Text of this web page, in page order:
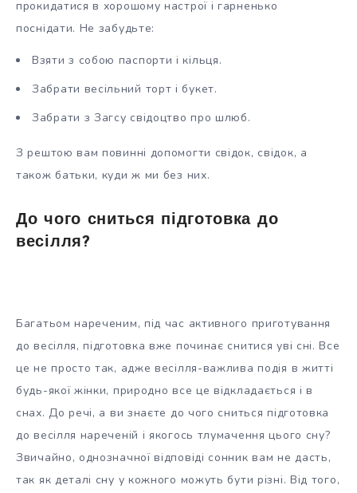
прокидатися в хорошому настрої і гарненько
поснідати. Не забудьте:
Взяти з собою паспорти і кільця.
Забрати весільний торт і букет.
Забрати з Загсу свідоцтво про шлюб.
З рештою вам повинні допомогти свідок, свідок, а
також батьки, куди ж ми без них.
До чого сниться підготовка до
весілля?
Багатьом нареченим, під час активного приготування
до весілля, підготовка вже починає снитися уві сні. Все
це не просто так, адже весілля-важлива подія в житті
будь-якої жінки, природно все це відкладається і в
снах. До речі, а ви знаєте до чого сниться підготовка
до весілля нареченій і якогось тлумачення цього сну?
Звичайно, однозначної відповіді сонник вам не дасть,
так як деталі сну у кожного можуть бути різні. Від того,